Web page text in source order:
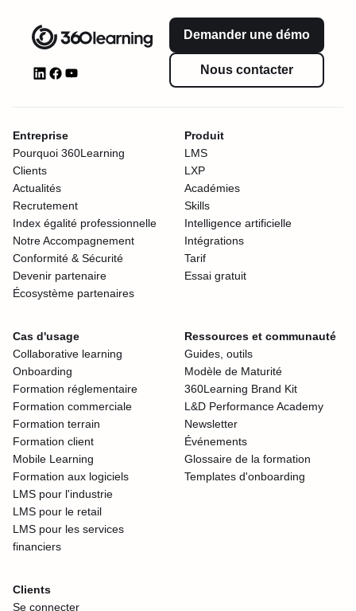
Demander une démo
Nous contacter
Entreprise
Pourquoi 360Learning
Clients
Actualités
Recrutement
Index égalité professionnelle
Notre Accompagnement
Conformité & Sécurité
Devenir partenaire
Écosystème partenaires
Produit
LMS
LXP
Académies
Skills
Intelligence artificielle
Intégrations
Tarif
Essai gratuit
Cas d'usage
Collaborative learning
Onboarding
Formation réglementaire
Formation commerciale
Formation terrain
Formation client
Mobile Learning
Formation aux logiciels
LMS pour l'industrie
LMS pour le retail
LMS pour les services
financiers
Ressources et communauté
Guides, outils
Modèle de Maturité
360Learning Brand Kit
L&D Performance Academy
Newsletter
Événements
Glossaire de la formation
Templates d'onboarding
Clients
Se connecter